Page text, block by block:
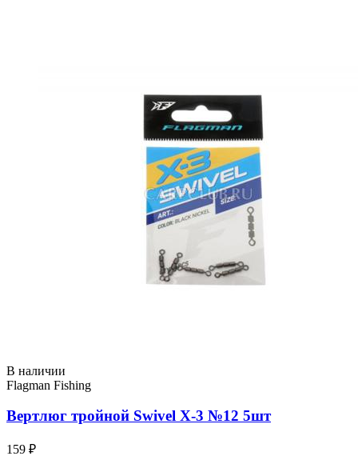
В наличии
Flagman Fishing
Вертлюг тройной Swivel X-3 №12 5шт
159 ₽